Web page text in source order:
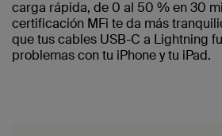
carga rápida, de 0 al 50 % en 30
certificación MFi te da más
que tus cables USB-C a Lightning
problemas con tu iPhone y tu iPad.